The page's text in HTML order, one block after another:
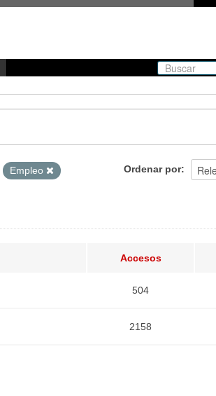
Ordenar por
Empleo
Accesos
504
2158